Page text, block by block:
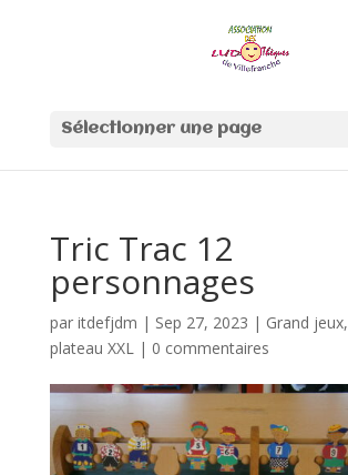
Sélectionner une page
Tric Trac 12
personnages
par itdefjdm | Sep 27, 2023 | Grand jeux,
plateau XXL| 0 commentaires